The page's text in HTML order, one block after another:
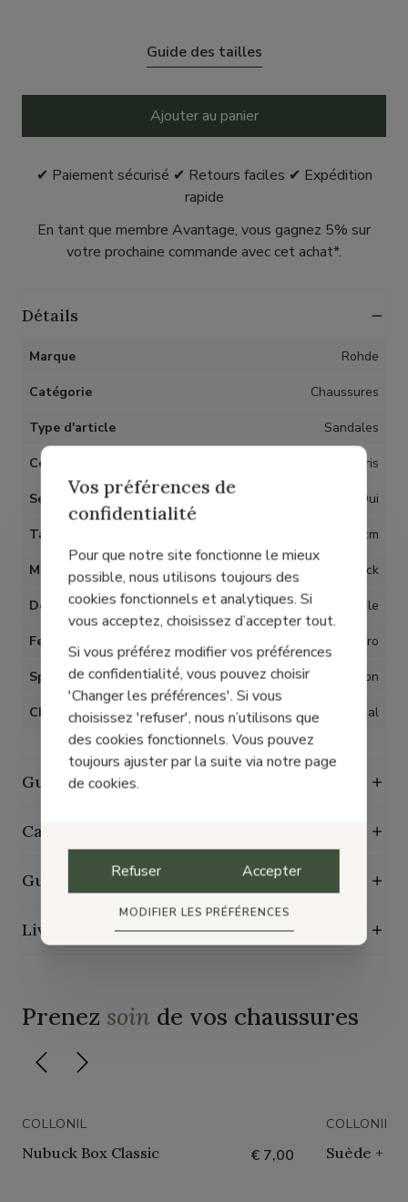
Guide des tailles
Ajouter au panier
✔ Paiement sécurisé ✔ Retours faciles ✔ Expédition
rapide
En tant que membre Avantage, vous gagnez 5% sur
votre prochaine commande avec cet achat*.
Détails
Marque Rohde
Catégorie Chaussures
Type d'article Sandales
Couleur Gris
Semelles amovibles Oui
Talon 2 cm
Matière Cuir nubuck
Doublure Textile
Fermeture Velcro
Spécial Hallux Valgus Non
Chaussant Normal
Guide des tailles
Caractéristiques de durabilité
Guide d'entretien
Livraison, échange et retours
Prenez soin de vos chaussures
COLLONIL
Nubuck Box Classic € 7,00
COLLONIL
Suède +
Vos préférences de
confidentialité
Pour que notre site fonctionne le mieux
possible, nous utilisons toujours des
cookies fonctionnels et analytiques. Si
vous acceptez, choisissez d’accepter tout.
Si vous préférez modifier vos préférences
de confidentialité, vous pouvez choisir
'Changer les préférences'. Si vous
choisissez 'refuser', nous n’utilisons que
des cookies fonctionnels. Vous pouvez
toujours ajuster par la suite via notre page
de cookies.
Refuser Accepter
MODIFIER LES PRÉFÉRENCES